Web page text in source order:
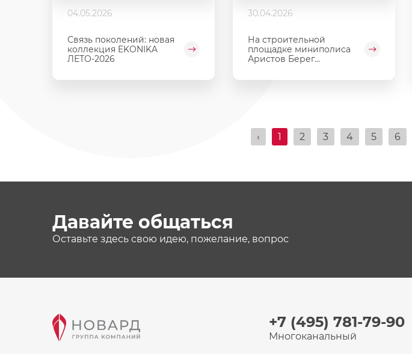
04.05.2026
Связь поколений: новая
коллекция EKONIKA
ЛЕТО-2026
30.04.2026
На строительной
площадке миниполиса
Аристов Берег...
‹ 1 2 3 4 5 6
Давайте общаться
Оставьте здесь свою идею, пожелание, вопрос
+7 (495) 781-79-90
Многоканальный